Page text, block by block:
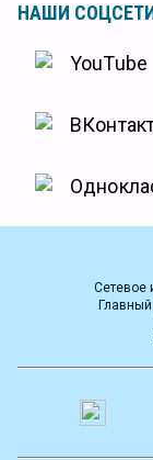
НАШИ
YouTube
Сетевое